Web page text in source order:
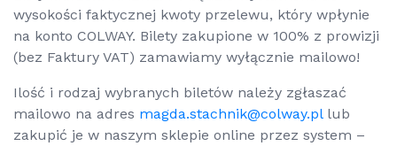
wysokości faktycznej kwoty przelewu, który wpłynie
na konto COLWAY. Bilety zakupione w 100% z prowizji
(bez Faktury VAT) zamawiamy wyłącznie mailowo!
Ilość i rodzaj wybranych biletów należy zgłaszać
mailowo na adres magda.stachnik@colway.pllub
zakupić je w naszym sklepie online przez system –